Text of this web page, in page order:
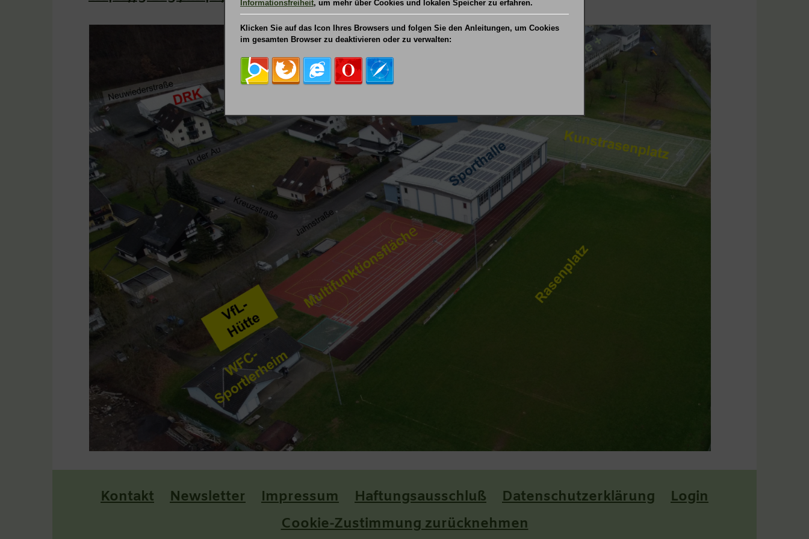
Kontakt Newsletter Impressum Haftungsausschluß Datenschutzerklärung
Login
Cookie-Zustimmung zurücknehmen
Informationsfreiheit, um mehr über Cookies und lokalen Speicher zu erfahren.
Klicken Sie auf das Icon Ihres Browsers und folgen Sie den Anleitungen, um Cookies
im gesamten Browser zu deaktivieren oder zu verwalten: